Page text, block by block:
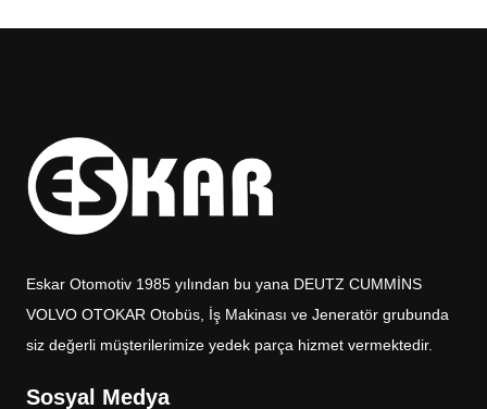
Eskar Otomotiv 1985 yılından bu yana DEUTZ CUMMİNS
VOLVO OTOKAR Otobüs, İş Makinası ve Jeneratör grubunda
siz değerli müşterilerimize yedek parça hizmet vermektedir.
Sosyal Medya